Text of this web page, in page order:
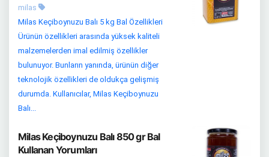
milas
Milas Keçiboynuzu Balı 5 kg Bal Özellikleri
Ürünün özellikleri arasında yüksek kaliteli
malzemelerden imal edilmiş özellikler
bulunuyor. Bunların yanında, ürünün diğer
teknolojik özellikleri de oldukça gelişmiş
durumda. Kullanıcılar, Milas Keçiboynuzu
Balı...
Milas Keçiboynuzu Balı 850 gr Bal
Kullanan Yorumları